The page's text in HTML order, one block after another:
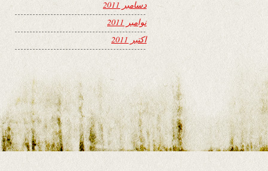
دسامبر 2011
نوامبر 2011
اکتبر 2011